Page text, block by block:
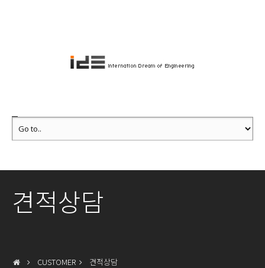
견적상담
CUSTOMER 견적상담